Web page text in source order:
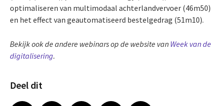
optimaliseren van multimodaal achterlandvervoer (46m50)
en het effect van geautomatiseerd bestelgedrag (51m10).
Bekijk ook de andere webinars op de website van Week van de
digitalisering.
Deel dit